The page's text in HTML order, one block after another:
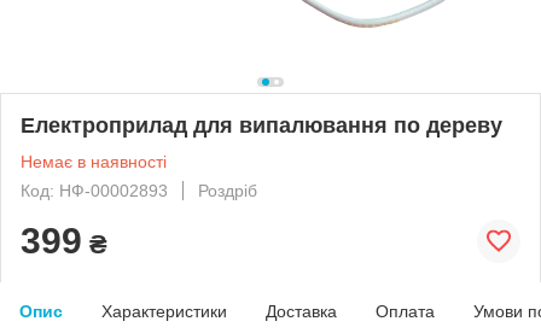
Електроприлад для випалювання по дереву
Немає в наявності
Код: НФ-00002893
Роздріб
399 ₴
Опис Характеристики Доставка Оплата Умови